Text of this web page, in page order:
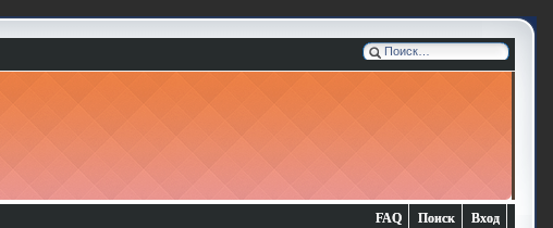
Вход
Поиск
FAQ